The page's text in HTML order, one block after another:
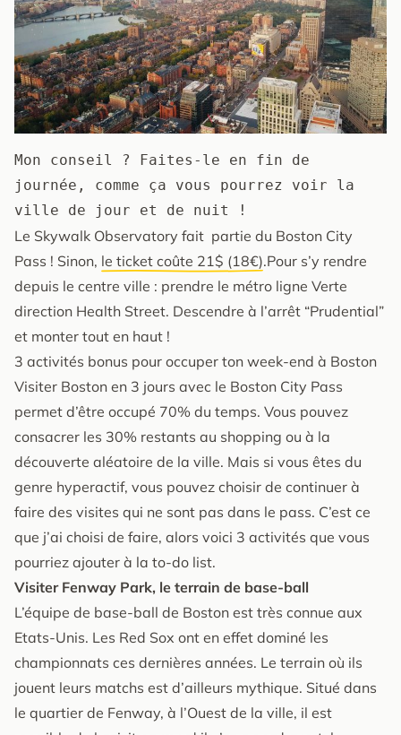
Mon conseil ? Faites-le en fin de
journée, comme ça vous pourrez voir la
ville de jour et de nuit !
Le Skywalk Observatory fait partie du Boston City
Pass ! Sinon, le ticket coûte 21$ (18€).Pour s’y rendre
depuis le centre ville : prendre le métro ligne Verte
direction Health Street. Descendre à l’arrêt “Prudential”
et monter tout en haut !
3 activités bonus pour occuper ton week-end à Boston
Visiter Boston en 3 jours avec le Boston City Pass
permet d’être occupé 70% du temps. Vous pouvez
consacrer les 30% restants au shopping ou à la
découverte aléatoire de la ville. Mais si vous êtes du
genre hyperactif, vous pouvez choisir de continuer à
faire des visites qui ne sont pas dans le pass. C’est ce
que j’ai choisi de faire, alors voici 3 activités que vous
pourriez ajouter à la to-do list.
Visiter Fenway Park, le terrain de base-ball
L’équipe de base-ball de Boston est très connue aux
Etats-Unis. Les Red Sox ont en effet dominé les
championnats ces dernières années. Le terrain où ils
jouent leurs matchs est d’ailleurs mythique. Situé dans
le quartier de Fenway, à l’Ouest de la ville, il est